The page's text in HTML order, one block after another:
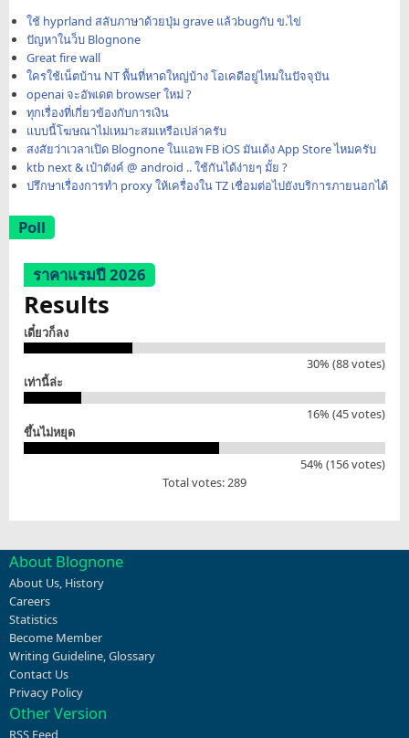
ใช้ hyprland สลับภาษาด้วยปุ่ม grave แล้วbugกับ ข.ไข่
ปัญหาในว็บ Blognone
Great fire wall
ใครใช้เน็ตบ้าน NT พื้นที่หาดใหญ่บ้าง โอเคดีอยู่ไหมในปัจจุบัน
openai จะอัพเดต browser ใหม่ ?
ทุกเรื่องที่เกี่ยวข้องกับการเงิน
แบบนี้โฆษณาไม่เหมาะสมเหรือเปล่าครับ
สงสัยว่าเวลาเปิด Blognone ในแอพ FB iOS มันเด้ง App Store ไหมครับ
ktb next & เป๋าตังค์ @ android .. ใช้กันได้ง่ายๆ มั้ย ?
ปรึกษาเรื่องการทำ proxy ให้เครื่องใน TZ เชื่อมต่อไปยังบริการภายนอกได้
Poll
ราคาแรมปี 2026
Results
เดี๋ยวก็ลง
30% (88 votes)
เท่านี้ล่ะ
16% (45 votes)
ขึ้นไม่หยุด
54% (156 votes)
Total votes: 289
About Blognone
About Us, History
Careers
Statistics
Become Member
Writing Guideline,Glossary
Contact Us
Privacy Policy
Other Version
RSS Feed